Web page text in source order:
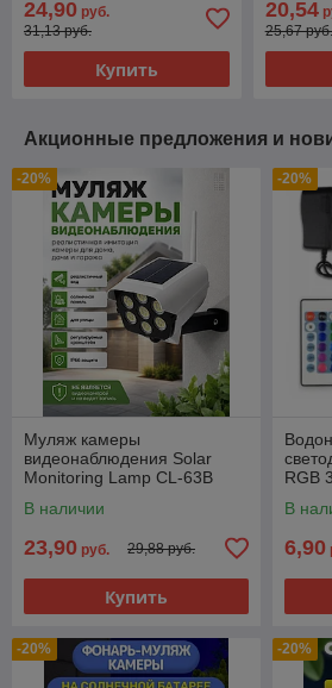
24,90 руб.
31,13 руб.
Купить
20,54
25,67 руб.
Акционные предложения и
-20%
Муляж камеры
видеонаблюдения Solar
Monitoring Lamp CL-63B
В наличии
23,90 руб. 29,88 руб.
Купить
-20%
RGB
В
6,90
-20% -20%